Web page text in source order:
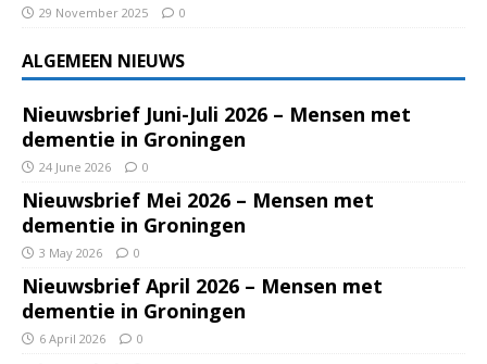
29 November 2025 0
ALGEMEEN NIEUWS
Nieuwsbrief Juni-Juli 2026 – Mensen met
dementie in Groningen
24 June 2026 0
Nieuwsbrief Mei 2026 – Mensen met
dementie in Groningen
3 May 2026 0
Nieuwsbrief April 2026 – Mensen met
dementie in Groningen
6 April 2026 0